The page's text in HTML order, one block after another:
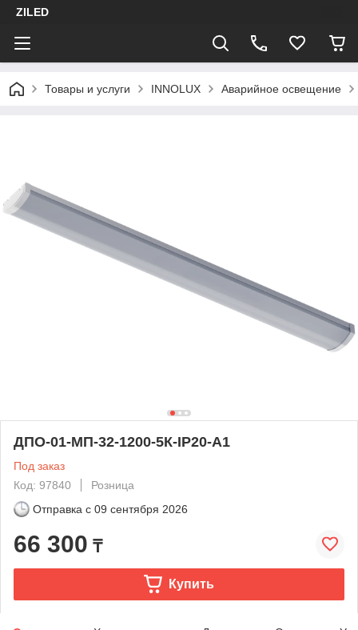
ZILED
Товары и услуги INNOLUX Аварийное освещение
ДПО-01-МП-32-1200-5К-IP20-А1
Под заказ
Код: 97840
Розница
Отправка с 09 сентября 2026
66 300 ₸
Купить